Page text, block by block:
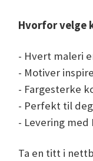
Hvorfor velge
- Hvert maleri
- Motiver
- Fargesterke
- Perfekt til
- Levering med
Ta en titt i